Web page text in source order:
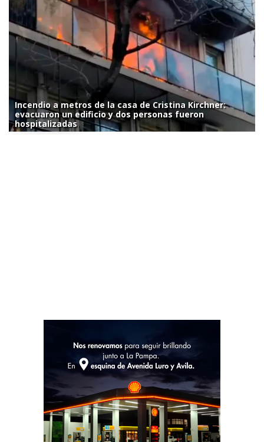
Incendio a metros de la casa de Cristina Kirchner:
evacuaron un edificio y dos personas fueron
hospitalizadas